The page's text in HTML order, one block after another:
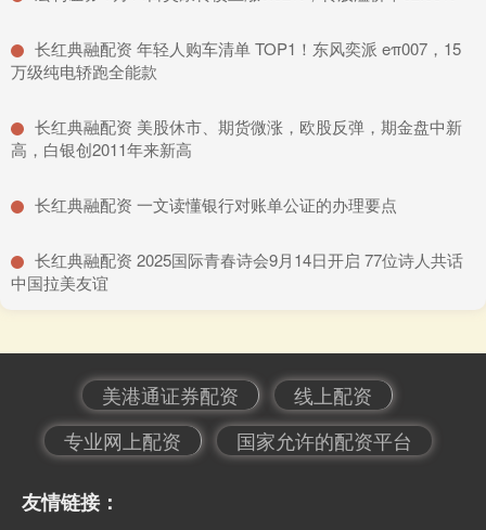
​长红典融配资 年轻人购车清单 TOP1！东风奕派 eπ007，15
万级纯电轿跑全能款
​长红典融配资 美股休市、期货微涨，欧股反弹，期金盘中新
高，白银创2011年来新高
​长红典融配资 一文读懂银行对账单公证的办理要点
​长红典融配资 2025国际青春诗会9月14日开启 77位诗人共话
中国拉美友谊
美港通证券配资
线上配资
专业网上配资
国家允许的配资平台
友情链接：